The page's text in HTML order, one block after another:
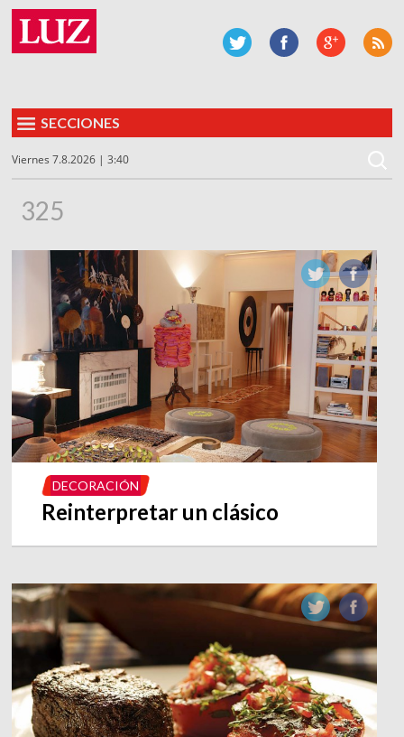
SECCIONES
Viernes 7.8.2026 | 3:40
325
DECORACIÓN
Reinterpretar un clásico